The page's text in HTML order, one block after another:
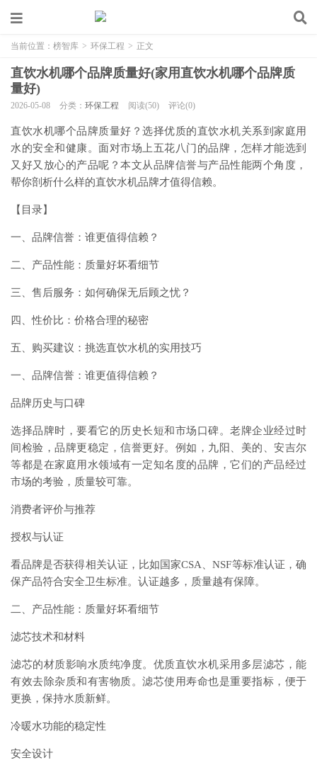
当前位置： 榜智库 > 环保工程 > 正文
直饮水机哪个品牌质量好(家用直饮水机哪个品牌质
量好)
2026-05-08 分类： 环保工程 阅读(50) 评论(0)
直饮水机哪个品牌质量好？选择优质的直饮水机关系到家庭用
水的安全和健康。面对市场上五花八门的品牌，怎样才能选到
又好又放心的产品呢？本文从品牌信誉与产品性能两个角度，
帮你剖析什么样的直饮水机品牌才值得信赖。
【目录】
一、品牌信誉：谁更值得信赖？
二、产品性能：质量好坏看细节
三、售后服务：如何确保无后顾之忧？
四、性价比：价格合理的秘密
五、购买建议：挑选直饮水机的实用技巧
一、品牌信誉：谁更值得信赖？
品牌历史与口碑
选择品牌时，要看它的历史长短和市场口碑。老牌企业经过时
间检验，品牌更稳定，信誉更好。例如，九阳、美的、安吉尔
等都是在家庭用水领域有一定知名度的品牌，它们的产品经过
市场的考验，质量较可靠。
消费者评价与推荐
授权与认证
看品牌是否获得相关认证，比如国家CSA、NSF等标准认证，确
保产品符合安全卫生标准。认证越多，质量越有保障。
二、产品性能：质量好坏看细节
滤芯技术和材料
滤芯的材质影响水质纯净度。优质直饮水机采用多层滤芯，能
有效去除杂质和有害物质。滤芯使用寿命也是重要指标，便于
更换，保持水质新鲜。
冷暖水功能的稳定性
安全设计